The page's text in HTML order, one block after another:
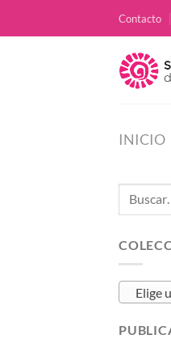
Contacto
INICIO
Buscar
Elige